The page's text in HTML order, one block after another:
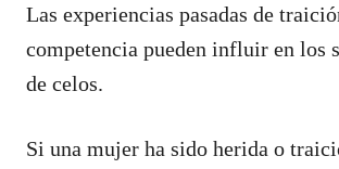
Las experiencias pasadas de
competencia pueden influir en los
de celos.
Si una mujer ha sido herida o